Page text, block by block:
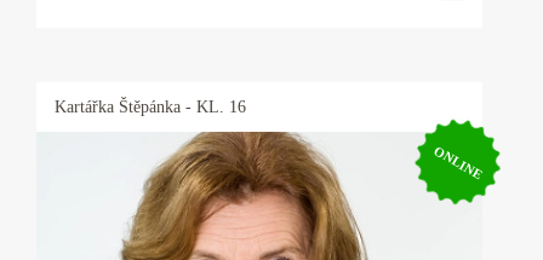
Kartářka Štěpánka - KL. 16
ONLINE
Kartářka Štěpánka